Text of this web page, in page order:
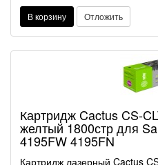
В корзину Отложить
Картридж Cactus CS-
желтый 1800стр для
4195FW 4195FN
Картридж лазерный Cactus